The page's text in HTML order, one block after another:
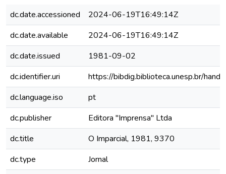
dc.date.accessioned
2024-06-19T16:49:14Z
dc.date.available
2024-06-19T16:49:14Z
dc.date.issued
1981-09-02
dc.identifier.uri
https://bibdig.biblioteca.unesp.br/
dc.language.iso
pt
dc.publisher
Editora "Imprensa" Ltda
dc.title
O Imparcial, 1981, 9370
dc.type
Jornal